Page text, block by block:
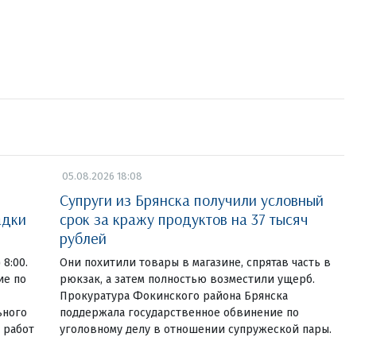
по
работ
05.08.2026 18:08
Супруги из Брянска получили условный
срок за кражу продуктов на 37 тысяч
рублей
Они похитили товары в магазине, спрятав часть в
рюкзак, а затем полностью возместили ущерб.
Прокуратура Фокинского района Брянска
поддержала государственное обвинение по
уголовному делу в отношении супружеской пары.